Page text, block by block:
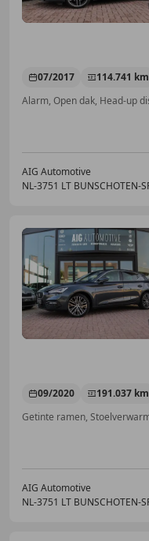
07/2017 114.741 km
AIG Automotive
NL-3751 LT BUNSCHOTEN-
09/2020 191.037 km
AIG Automotive
NL-3751 LT BUNSCHOTEN-